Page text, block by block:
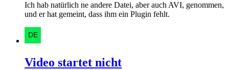
Ich hab natürlich ne andere Datei, aber auch AVI, genommen,
und er hat gemeint, dass ihm ein Plugin fehlt.
Video startet nicht